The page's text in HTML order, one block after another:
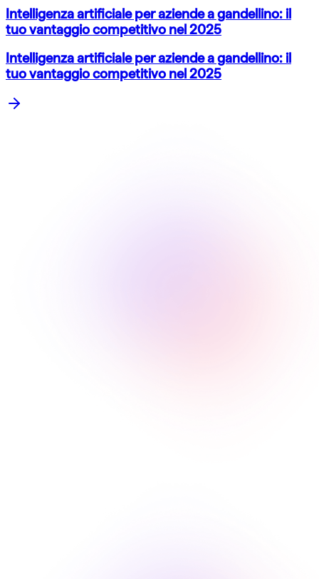
Intelligenza artificiale per aziende a gandellino: il
tuo vantaggio competitivo nel 2025
Intelligenza artificiale per aziende a gandellino: il
tuo vantaggio competitivo nel 2025